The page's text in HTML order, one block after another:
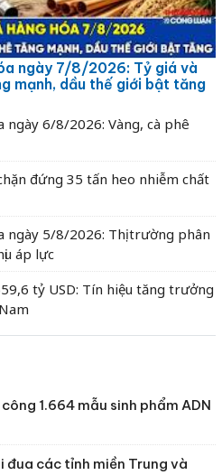
ngày 7/8/2026: Tỷ giá và
mạnh, dầu thế giới bật tăng
ngày 6/8/2026: Vàng, cà phê
đứng 35 tấn heo nhiễm chất
ngày 5/8/2026: Thị trường phân
áp lực
tỷ USD: Tín hiệu tăng trưởng
1.664 mẫu sinh phẩm ADN
đua các tỉnh miền Trung và